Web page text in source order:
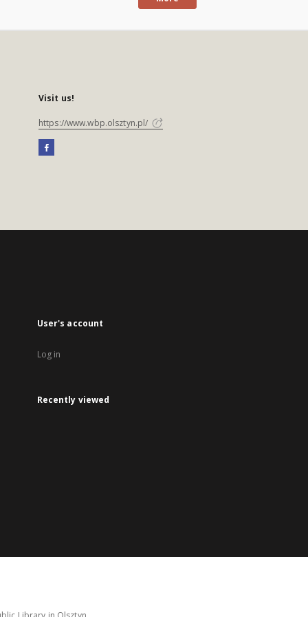
Visit us!
https://www.wbp.olsztyn.pl/
User's account
Log in
Recently viewed